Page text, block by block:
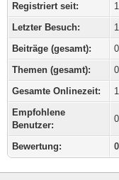
Registriert seit:
Letzter Besuch:
Beiträge (gesamt):
Themen (gesamt):
Gesamte Onlinezeit:
Empfohlene
Benutzer:
0
Bewertung: 0